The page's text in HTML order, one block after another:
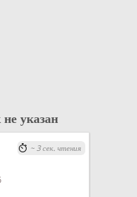
указан
~ 3 сек. чтения